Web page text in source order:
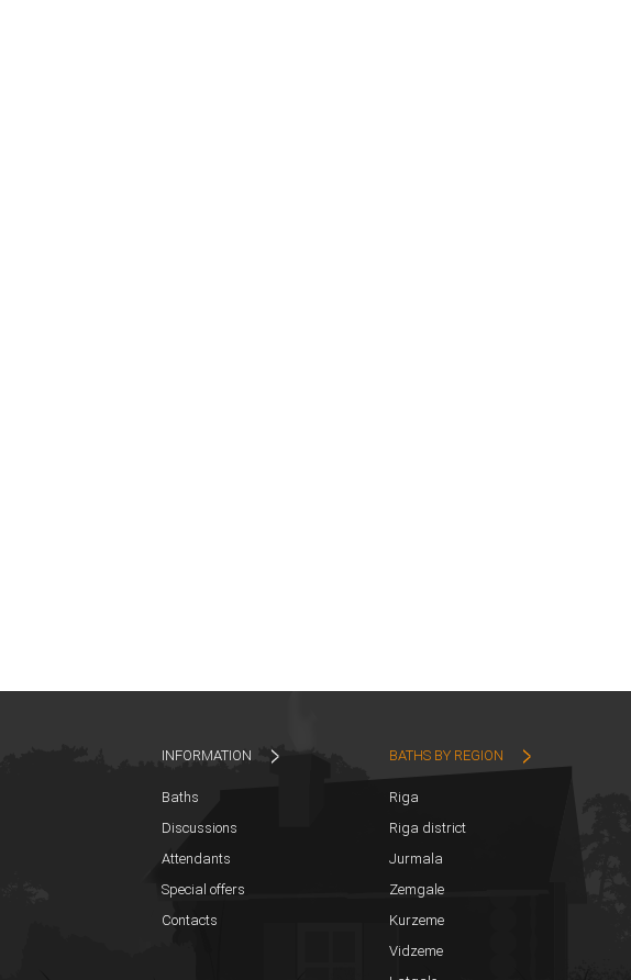
INFORMATION
Baths
Discussions
Attendants
Special offers
Contacts
BATHS BY REGION
Riga
Riga district
Jurmala
Zemgale
Kurzeme
Vidzeme